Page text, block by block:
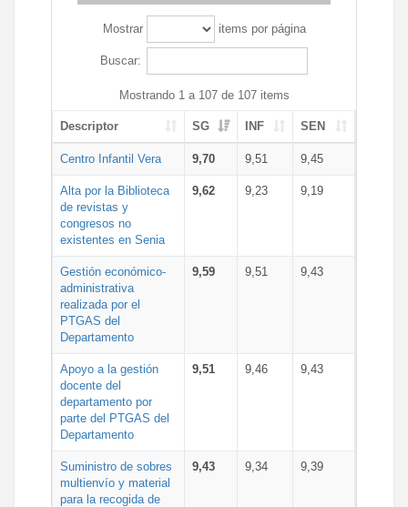
Mostrar items por página
Buscar:
Mostrando 1 a 107 de 107 items
Descriptor SG INF SEN
Centro Infantil Vera 9,70 9,51 9,45
Alta por la Biblioteca
de revistas y
congresos no
existentes en Senia
9,62 9,23 9,19
Gestión económico-
administrativa
realizada por el
PTGAS del
Departamento
9,59 9,51 9,43
Apoyo a la gestión
docente del
departamento por
parte del PTGAS del
Departamento
9,51 9,46 9,43
Suministro de sobres
multienvío y material
para la recogida de
9,43 9,34 9,39